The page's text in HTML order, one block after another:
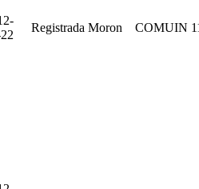
Registrada Moron COMUIN